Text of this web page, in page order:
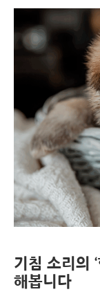
기침 소리의
해봅니다